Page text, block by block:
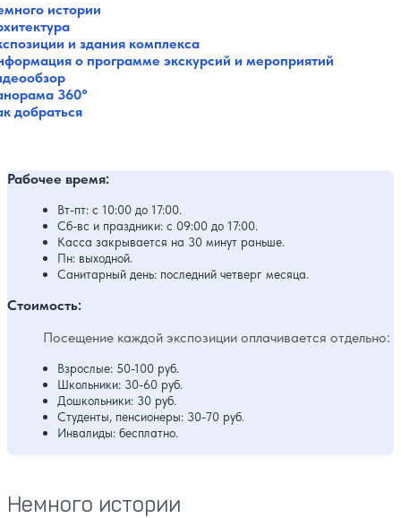
истории
и здания комплекса
о программе экскурсий и мероприятий
360°
добраться
Рабочее время:
Вт-пт: с 10:00 до 17:00.
Сб-вс и праздники: с 09:00 до 17:00.
Касса закрывается на 30 минут раньше.
Пн: выходной.
Санитарный день: последний четверг месяца.
Стоимость:
Посещение каждой экспозиции оплачивается отдельно:
Взрослые: 50-100 руб.
Школьники: 30-60 руб.
Дошкольники: 30 руб.
Студенты, пенсионеры: 30-70 руб.
Инвалиды: бесплатно.
Немного истории